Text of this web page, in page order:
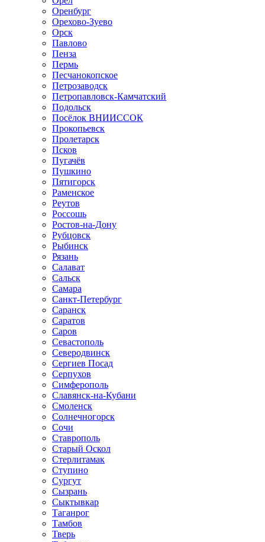
Оренбург
Орехово-Зуево
Орск
Павлово
Пенза
Пермь
Песчанокопское
Петрозаводск
Петропавловск-Камчатский
Подольск
Посёлок ВНИИССОК
Прокопьевск
Пролетарск
Псков
Пугачёв
Пушкино
Пятигорск
Раменское
Реутов
Россошь
Ростов-на-Дону
Рубцовск
Рыбинск
Рязань
Салават
Сальск
Самара
Санкт-Петербург
Саранск
Саратов
Саров
Севастополь
Северодвинск
Сергиев Посад
Серпухов
Симферополь
Славянск-на-Кубани
Смоленск
Солнечногорск
Сочи
Ставрополь
Старый Оскол
Стерлитамак
Ступино
Сургут
Сызрань
Сыктывкар
Таганрог
Тамбов
Тверь